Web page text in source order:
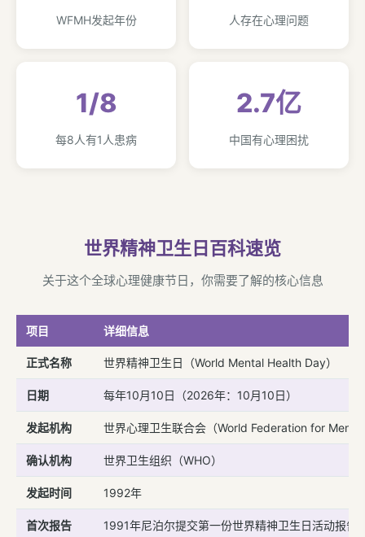
WFMH发起年份 人存在心理问题
1/8
每8人有1人患病
2.7亿
中国有心理困扰
世界精神卫生日百科速览
关于这个全球心理健康节日，你需要了解的核心信息
项目 详细信息
正式名称 世界精神卫生日（World Mental Health Day）
日期 每年10月10日（2026年：10月10日）
发起机构 世界心理卫生联合会（World Federation for
确认机构 世界卫生组织（WHO）
发起时间 1992年
首次报告 1991年尼泊尔提交第一份世界精神卫生日活动报告